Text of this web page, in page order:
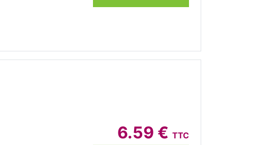
6.59 € TTC